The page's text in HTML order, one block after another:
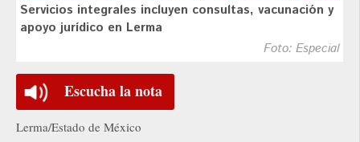
Servicios integrales incluyen consultas, vacunación y
apoyo jurídico en Lerma
Foto: Especial
Escucha la nota
Lerma/Estado de México